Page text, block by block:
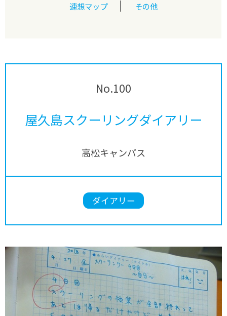
連想マップ
その他
No.100
屋久島スクーリングダイアリー
高松キャンパス
ダイアリー